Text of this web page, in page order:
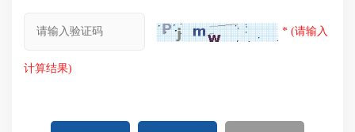
* (请输入
计算结果)